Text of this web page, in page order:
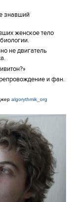
знавший
женское тело
не двигатель
и фан.
algorythmik_org